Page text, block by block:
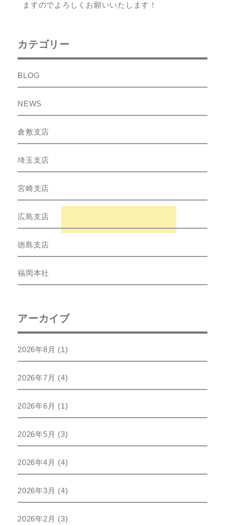
ますのでよろしくお願いいたします！
カテゴリー
BLOG
NEWS
倉敷支店
埼玉支店
宮崎支店
広島支店
徳島支店
福岡本社
アーカイブ
2026年8月 (1)
2026年7月 (4)
2026年6月 (1)
2026年5月 (3)
2026年4月 (4)
2026年3月 (4)
2026年2月 (3)